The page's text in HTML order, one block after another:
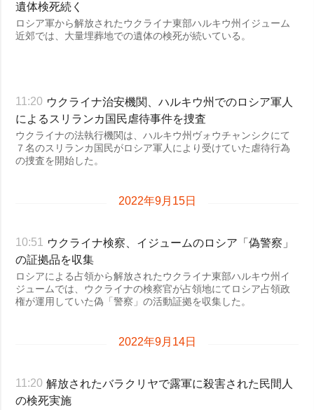
遺体検死続く
ロシア軍から解放されたウクライナ東部ハルキウ州イジューム
近郊では、大量埋葬地での遺体の検死が続いている。
11:20 ウクライナ治安機関、ハルキウ州でのロシア軍人
によるスリランカ国民虐待事件を捜査
ウクライナの法執行機関は、ハルキウ州ヴォウチャンシクにて
７名のスリランカ国民がロシア軍人により受けていた虐待行為
の捜査を開始した。
2022年9月15日
10:51
ウクライナ検察、イジュームのロシア「偽警察」
の証拠品を収集
ロシアによる占領から解放されたウクライナ東部ハルキウ州イ
ジュームでは、ウクライナの検察官が占領地にてロシア占領政
権が運用していた偽「警察」の活動証拠を収集した。
2022年9月14日
11:20 解放されたバラクリヤで露軍に殺害された民間人
の検死実施